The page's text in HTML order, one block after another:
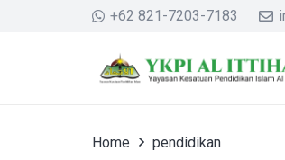
+62 821-7203-7183
Home pendidikan